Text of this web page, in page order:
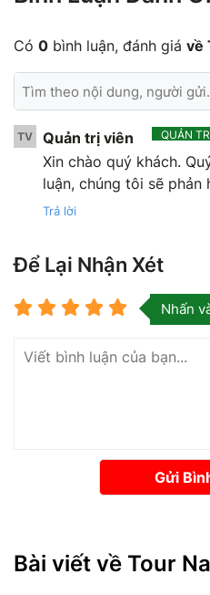
Có 0 bình luận, đánh giá về
TV Quản trị viên QUẢN
Xin chào quý khách.
luận, chúng tôi sẽ phản
Trả lời
Để Lại Nhận Xét
Nhấn
Gửi
Bài viết về Tour